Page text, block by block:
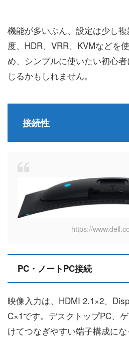
機能が多いぶん、設定は少し
度、HDR、VRR、KVMなどを
め、シンプルに使いたい初心
じるかもしれません。
接続性
https://
PC・ノートPC接続
映像入力は、HDMI 2.1×2、
C×1です。デスクトップPC、
けてつなぎやすい端子構成にな